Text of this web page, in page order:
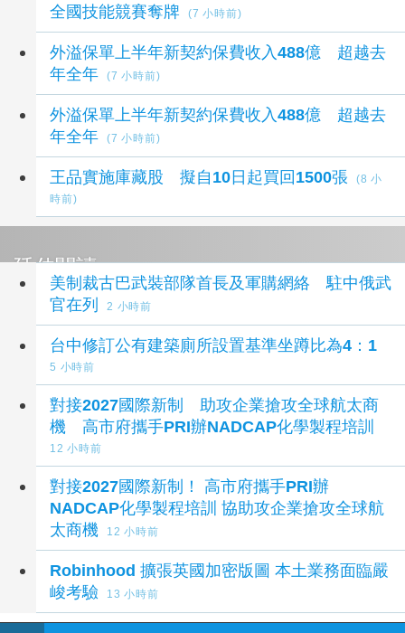
全國技能競賽奪牌
(7 小時前)
外溢保單上半年新契約保費收入488億 超越去
年全年
(7 小時前)
外溢保單上半年新契約保費收入488億 超越去
年全年
(7 小時前)
王品實施庫藏股 擬自10日起買回1500張
(8 小
時前)
延伸閱讀
美制裁古巴武裝部隊首長及軍購網絡 駐中俄武
官在列
2 小時前
台中修訂公有建築廁所設置基準坐蹲比為4：1
5 小時前
對接2027國際新制 助攻企業搶攻全球航太商
機 高市府攜手PRI辦NADCAP化學製程培訓
12 小時前
對接2027國際新制！ 高市府攜手PRI辦
NADCAP化學製程培訓 協助攻企業搶攻全球航
太商機
12 小時前
Robinhood 擴張英國加密版圖 本土業務面臨嚴
峻考驗
13 小時前